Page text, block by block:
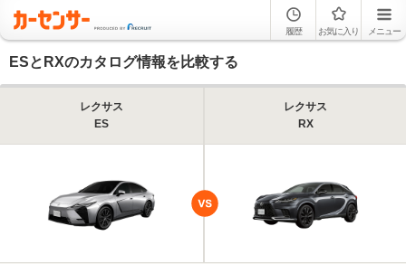
履歴 お気に入り メニュー
ESとRXのカタログ情報を比較する
レクサス
ES
レクサス
RX